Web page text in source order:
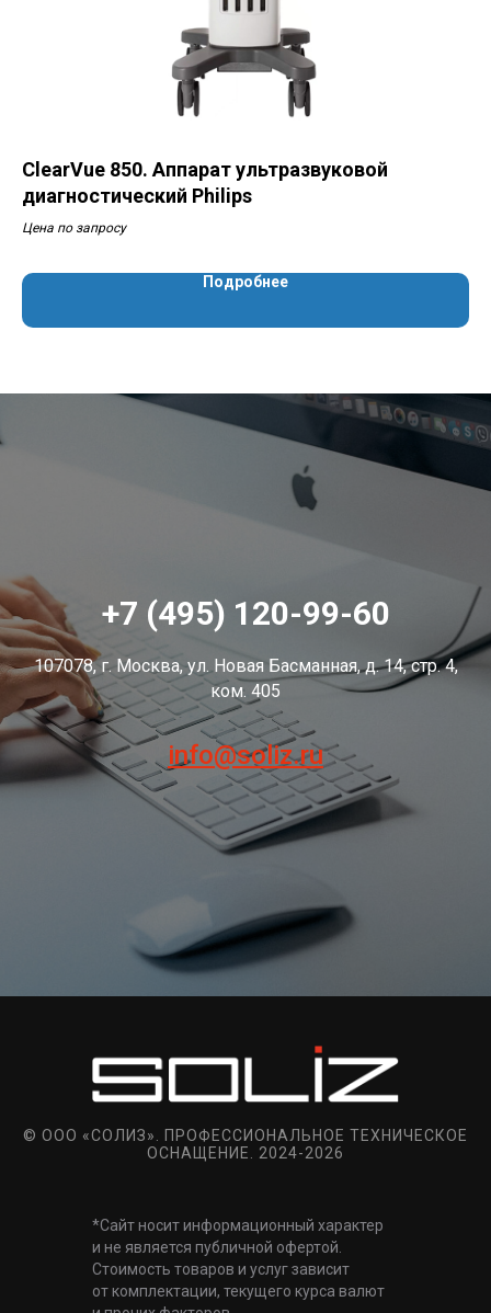
ClearVue 850. Аппарат ультразвуковой
диагностический Philips
Цена по запросу
Подробнее
+7 (495) 120-99-60
107078, г. Москва, ул. Новая Басманная, д. 14, стр. 4,
ком. 405
info@soliz.ru
© ООО «СОЛИЗ». ПРОФЕССИОНАЛЬНОЕ ТЕХНИЧЕСКОЕ
ОСНАЩЕНИЕ. 2024-2026
*Сайт носит информационный характер
и не является публичной офертой.
Стоимость товаров и услуг зависит
от комплектации, текущего курса валют